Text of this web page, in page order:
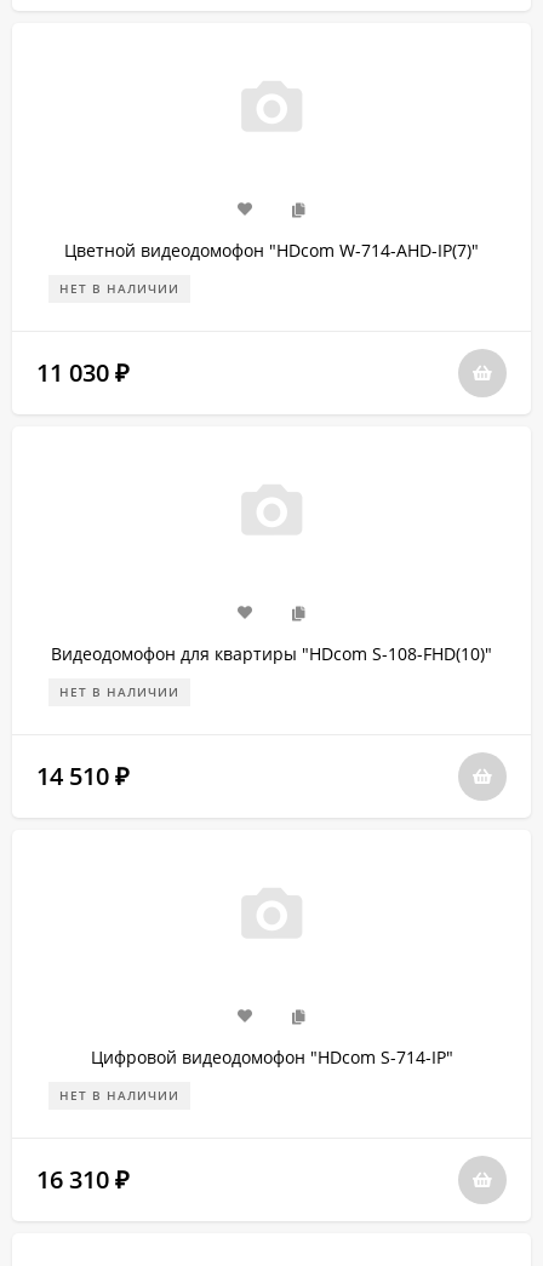
Цветной видеодомофон "HDcom W-714-AHD-IP(7)"
НЕТ В НАЛИЧИИ
11 030 ₽
Видеодомофон для квартиры "HDcom S-108-FHD(10)"
НЕТ В НАЛИЧИИ
14 510 ₽
Цифровой видеодомофон "HDcom S-714-IP"
НЕТ В НАЛИЧИИ
16 310 ₽